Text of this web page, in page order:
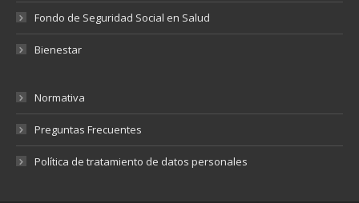
Fondo de Seguridad Social en Salud
Bienestar
Normativa
Preguntas Frecuentes
Política de tratamiento de datos personales